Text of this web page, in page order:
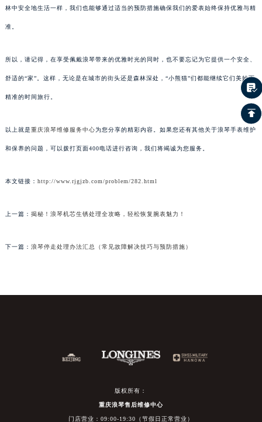
林中安全地生活一样，我们也能够通过适当的预防措施确保我们的爱表始终保持优雅与精
准。
所以，请记得，在享受佩戴浪琴带来的优雅时光的同时，也不要忘记为它提供一个安全、
舒适的“家”。这样，无论是在城市的街头还是森林深处，“小熊猫”们都能继续它们美妙而
精准的时间旅行。
以上就是重庆浪琴维修服务中心为您分享的精彩内容。如果您还有其他关于浪琴手表维护
和保养的问题，可以拨打页面400电话进行咨询，我们将竭诚为您服务。
本文链接： http://www.rjgjzb.com/problem/282.html
上一篇： 揭秘！浪琴机芯生锈处理全攻略，轻松恢复腕表魅力！
下一篇： 浪琴停走处理办法汇总（常见故障解决技巧与预防措施）
版权所有：
重庆浪琴售后维修中心
门店营业：09:00-19:30（节假日正常营业）